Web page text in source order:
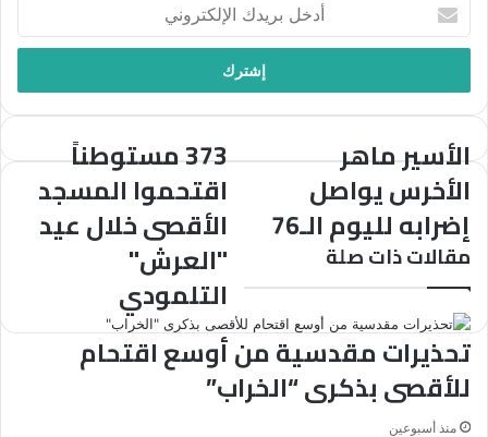
بريدك
الإلكتروني
الأسير
الأخرس
يواصل
إضرابه
لليوم
الـ76
الأسير ماهر
الأخرس يواصل
إضرابه لليوم الـ76
373
اقتحموا
المسجد
الأقصى
خلال
عيد
"العرش"
التلمودي
373 مستوطناً
اقتحموا المسجد
الأقصى خلال عيد
"العرش"
التلمودي
مقالات ذات صلة
تحذيرات مقدسية من أوسع اقتحام
للأقصى بذكرى “الخراب”
منذ أسبوعين